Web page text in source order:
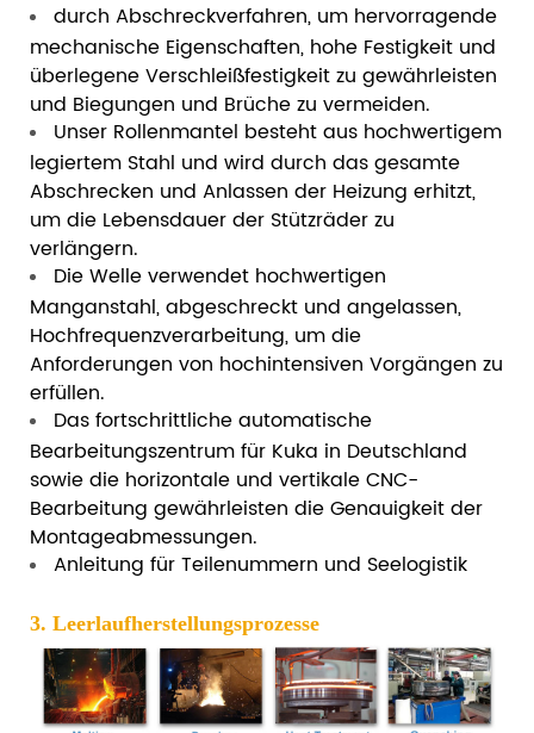
durch Abschreckverfahren, um hervorragende
mechanische Eigenschaften, hohe Festigkeit und
überlegene Verschleißfestigkeit zu gewährleisten
und Biegungen und Brüche zu vermeiden.
Unser Rollenmantel besteht aus hochwertigem
legiertem Stahl und wird durch das gesamte
Abschrecken und Anlassen der Heizung erhitzt,
um die Lebensdauer der Stützräder zu
verlängern.
Die Welle verwendet hochwertigen
Manganstahl, abgeschreckt und angelassen,
Hochfrequenzverarbeitung, um die
Anforderungen von hochintensiven Vorgängen zu
erfüllen.
Das fortschrittliche automatische
Bearbeitungszentrum für Kuka in Deutschland
sowie die horizontale und vertikale CNC-
Bearbeitung gewährleisten die Genauigkeit der
Montageabmessungen.
Anleitung für Teilenummern und Seelogistik
3. Leerlaufherstellungsprozesse